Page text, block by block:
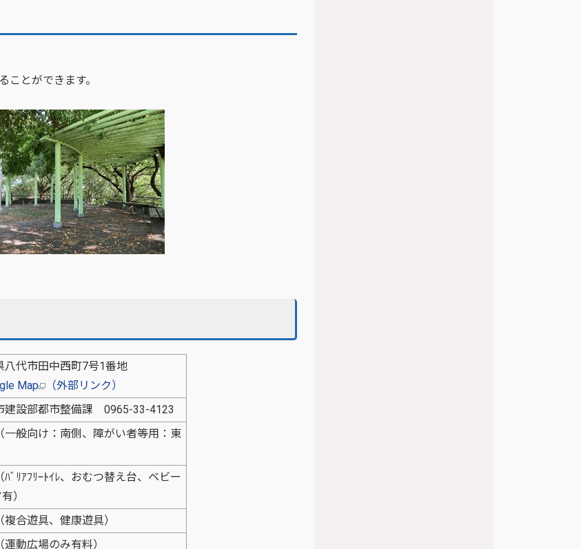
とができます。
八代市田中西町7号1番地
Map
（外部リンク）
建設部都市整備課 0965-33-4123
般向け：南側、障がい者等用：東
ﾞﾘｱﾌﾘｰﾄｲﾚ、おむつ替え台、ベビー
）
合遊具、健康遊具）
運動広場のみ有料）